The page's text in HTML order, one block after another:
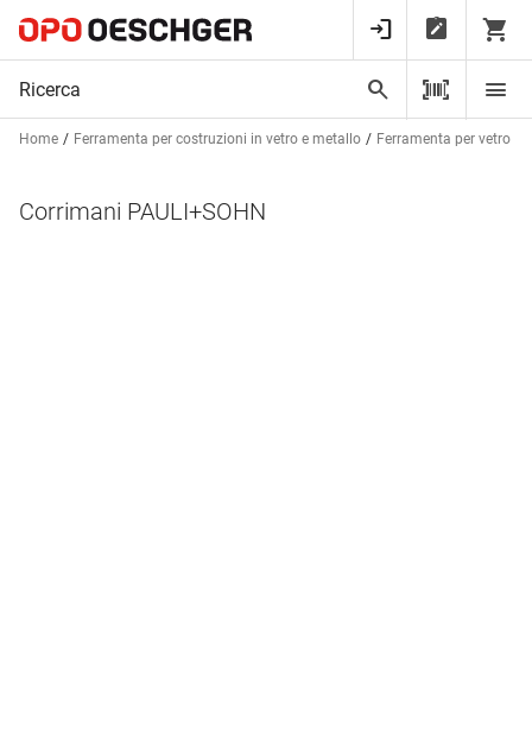
Home Ferramenta per costruzioni in vetro e metallo Ferramenta per vetro
Corrimani PAULI+SOHN